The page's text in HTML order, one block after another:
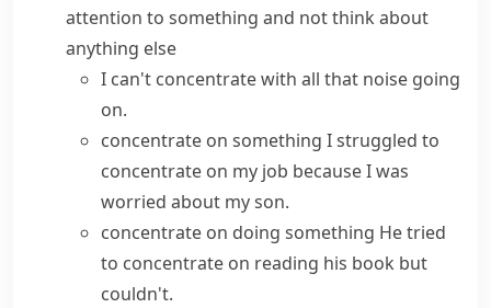
attention to something and not think about
anything else
I can't concentrate with all that noise going
on.
concentrate on something I struggled to
concentrate on my job because I was
worried about my son.
concentrate on doing something He tried
to concentrate on reading his book but
couldn't.